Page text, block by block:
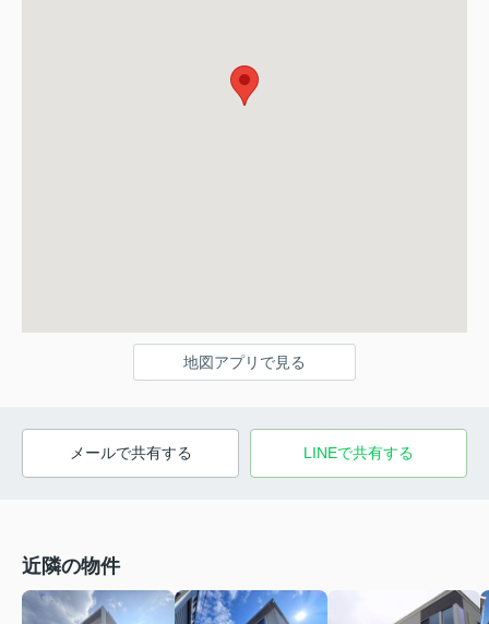
地図アプリで見る
メールで共有する LINEで共有する
近隣の物件